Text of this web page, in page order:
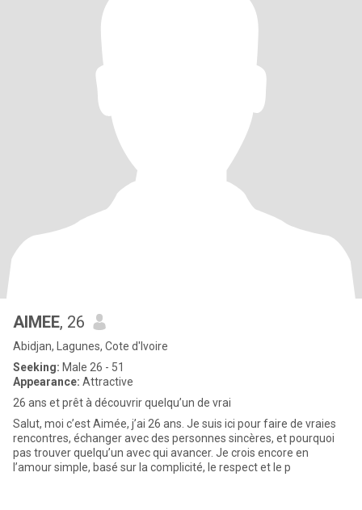
AIMEE, 26
Abidjan, Lagunes, Cote d'Ivoire
Seeking: Male 26 - 51
Appearance: Attractive
26 ans et prêt à découvrir quelqu’un de vrai
Salut, moi c’est Aimée, j’ai 26 ans. Je suis ici pour faire de vraies
rencontres, échanger avec des personnes sincères, et pourquoi
pas trouver quelqu’un avec qui avancer. Je crois encore en
l’amour simple, basé sur la complicité, le respect et le p